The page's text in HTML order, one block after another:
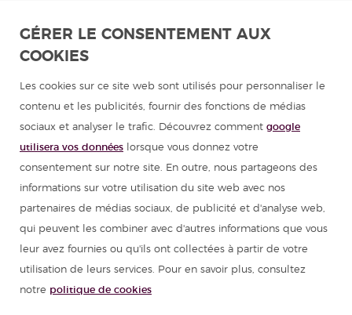
Programmes d'espagnol pour groupes
Cours d'espagnol
Colonies de vacances en Espagne
Ressources pour apprendre l'espagnol
Partenaires
Guide de voyage pour l'Espagne
GÉRER LE CONSENTEMENT AUX
COOKIES
Les cookies sur ce site web sont utilisés pour personnaliser le
contenu et les publicités, fournir des fonctions de médias
sociaux et analyser le trafic. Découvrez comment google
utilisera vos données lorsque vous donnez votre
consentement sur notre site. En outre, nous partageons des
informations sur votre utilisation du site web avec nos
partenaires de médias sociaux, de publicité et d'analyse web,
qui peuvent les combiner avec d'autres informations que vous
leur avez fournies ou qu'ils ont collectées à partir de votre
utilisation de leurs services. Pour en savoir plus, consultez
notre politique de cookies